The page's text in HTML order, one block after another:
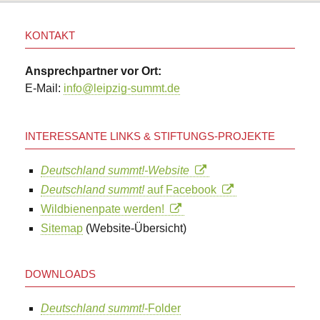
KONTAKT
Ansprechpartner vor Ort:
E-Mail: info@leipzig-summt.de
INTERESSANTE LINKS & STIFTUNGS-PROJEKTE
Deutschland summt!-Website
Deutschland summt!auf Facebook
Wildbienenpate werden!
Sitemap (Website-Übersicht)
DOWNLOADS
Deutschland summt!-Folder